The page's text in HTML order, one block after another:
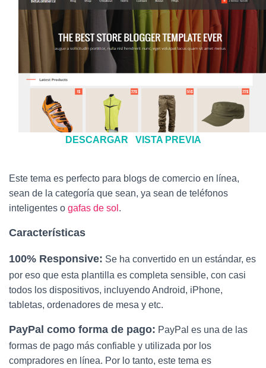
DESCARGAR VISTA PREVIA
Este tema es perfecto para blogs de comercio en línea,
sean de la categoría que sean, ya sean de teléfonos
inteligentes o gafas de sol .
Características
100% Responsive: Se ha convertido en un estándar, es
por eso que esta plantilla es completa sensible, con casi
todos los dispositivos, incluyendo Android, iPhone,
tabletas, ordenadores de mesa y etc.
PayPal como forma de pago: PayPal es una de las
formas de pago más confiable y utilizada por los
compradores en línea. Por lo tanto, este tema es